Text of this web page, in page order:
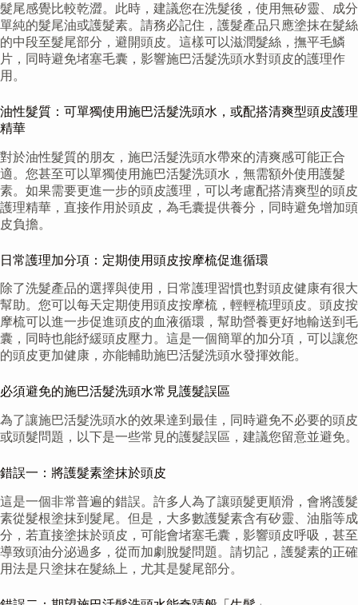
髮尾感覺比較乾澀。此時，建議您在洗髮後，使用無矽靈、成分
單純的髮尾油或護髮素。請務必記住，護髮產品只應塗抹在髮絲
的中段至髮尾部分，避開頭皮。這樣可以滋潤髮絲，撫平毛鱗
片，同時避免堵塞毛囊，影響施巴活髮洗頭水對頭皮的護理作
用。
油性髮質：可單獨使用施巴活髮洗頭水，或配搭清爽型頭皮護理
精華
對於油性髮質的朋友，施巴活髮洗頭水帶來的清爽感可能正合
適。您甚至可以單獨使用施巴活髮洗頭水，無需額外使用護髮
素。如果需要更進一步的頭皮護理，可以考慮配搭清爽型的頭皮
護理精華，直接作用於頭皮，為毛囊提供養分，同時避免增加頭
皮負擔。
日常護理加分項：定期使用頭皮按摩梳促進循環
除了洗髮產品的選擇與使用，日常護理習慣也對頭皮健康有很大
幫助。您可以每天定期使用頭皮按摩梳，輕輕梳理頭皮。頭皮按
摩梳可以進一步促進頭皮的血液循環，幫助營養更好地輸送到毛
囊，同時也能紓緩頭皮壓力。這是一個簡單的加分項，可以讓您
的頭皮更加健康，亦能輔助施巴活髮洗頭水發揮效能。
必須避免的施巴活髮洗頭水常見護髮誤區
為了讓施巴活髮洗頭水的效果達到最佳，同時避免不必要的頭皮
或頭髮問題，以下是一些常見的護髮誤區，建議您留意並避免。
錯誤一：將護髮素塗抹於頭皮
這是一個非常普遍的錯誤。許多人為了讓頭髮更順滑，會將護髮
素從髮根塗抹到髮尾。但是，大多數護髮素含有矽靈、油脂等成
分，若直接塗抹於頭皮，可能會堵塞毛囊，影響頭皮呼吸，甚至
導致頭油分泌過多，從而加劇脫髮問題。請切記，護髮素的正確
用法是只塗抹在髮絲上，尤其是髮尾部分。